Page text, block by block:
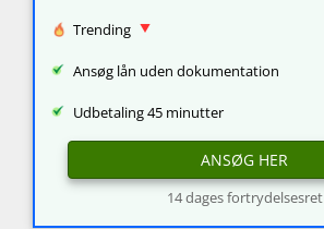
Trending
Ansøg lån uden dokumentation
Udbetaling 45 minutter
ANSØG HER
14 dages fortrydelsesret